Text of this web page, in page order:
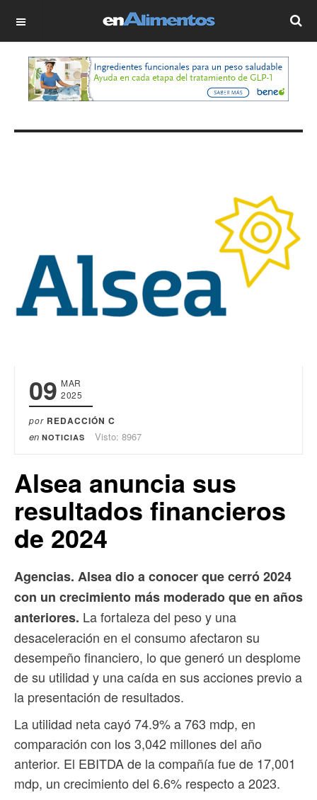
OFF CANVAS
09 MAR
2025
por REDACCIÓN C
en NOTICIAS Visto: 8967
Alsea anuncia sus
resultados financieros
de 2024
Agencias. Alsea dio a conocer que cerró 2024
con un crecimiento más moderado que en años
anteriores. La fortaleza del peso y una
desaceleración en el consumo afectaron su
desempeño financiero, lo que generó un desplome
de su utilidad y una caída en sus acciones previo a
la presentación de resultados.
La utilidad neta cayó 74.9% a 763 mdp, en
comparación con los 3,042 millones del año
anterior. El EBITDA de la compañía fue de 17,001
mdp, un crecimiento del 6.6% respecto a 2023.